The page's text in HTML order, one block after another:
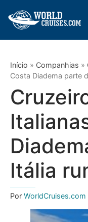
Início » Companhias »
Costa Diadema parte
Itália
Por WorldCruises.com